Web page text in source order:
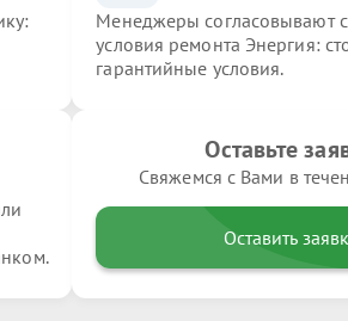
Менеджеры согласовывают
условия ремонта Энергия:
гарантийные условия.
Оставьте
Свяжемся с Вами в
Оставить